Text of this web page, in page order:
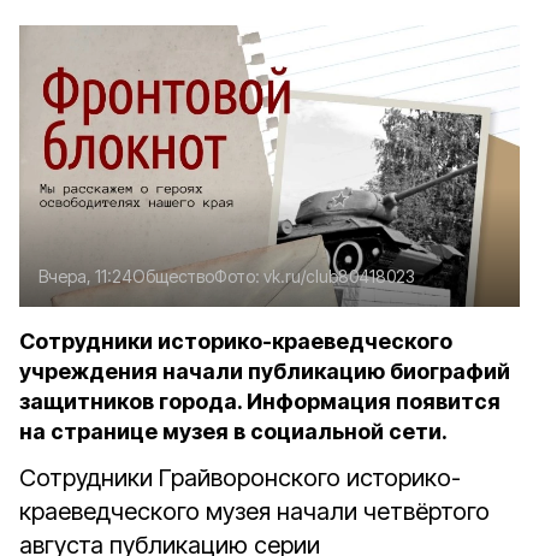
Вчера, 11:24ОбществоФото: vk.ru/club80418023
Сотрудники историко-краеведческого
учреждения начали публикацию биографий
защитников города. Информация появится
на странице музея в социальной сети.
Сотрудники Грайворонского историко-
краеведческого музея начали четвёртого
августа публикацию серии